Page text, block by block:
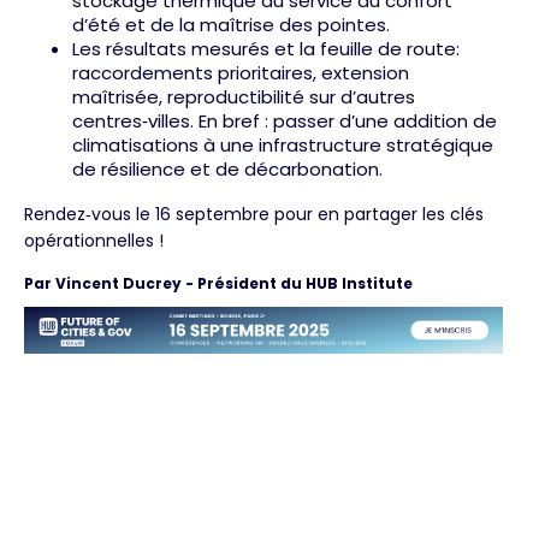
d’été et de la maîtrise des pointes.
Les résultats mesurés et la feuille de route:
raccordements prioritaires, extension
maîtrisée, reproductibilité sur d’autres
centres‑villes. En bref : passer d’une addition de
climatisations à une infrastructure stratégique
de résilience et de décarbonation.
Rendez‑vous le 16 septembre pour en partager les clés
opérationnelles !
Par Vincent Ducrey - Président du HUB Institute